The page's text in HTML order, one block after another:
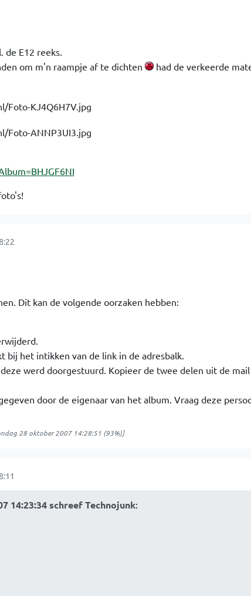
de E12 reeks.
om m'n raampje af te dichten
had de verkeerde
Dit kan de volgende oorzaken hebben:
bij het intikken van de link in de adresbalk.
werd doorgestuurd. Kopieer de twee delen uit de
door de eigenaar van het album. Vraag deze
28 oktober 2007 14:28:51(93%)]
14:23:34 schreef Technojunk: